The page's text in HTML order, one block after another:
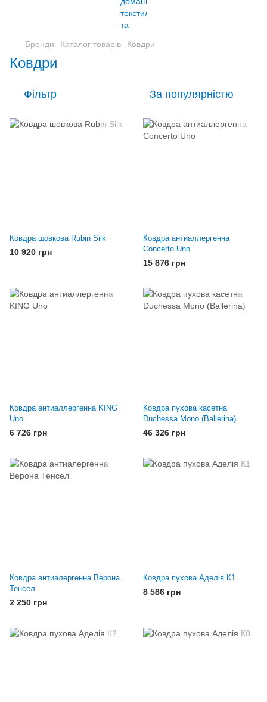
Бренди Каталог товарів Ковдри
Ковдри
Фільтр За популярністю
Ковдра шовкова Rubin Silk
10 920 грн
Ковдра антиаллергенна
Concerto Uno
15 876 грн
Ковдра антиаллергенна KING
Uno
6 726 грн
Ковдра пухова касетна
Duchessa Mono (Ballerina)
46 326 грн
Ковдра антиалергенна Верона
Тенсел
2 250 грн
Ковдра пухова Аделія К1
8 586 грн